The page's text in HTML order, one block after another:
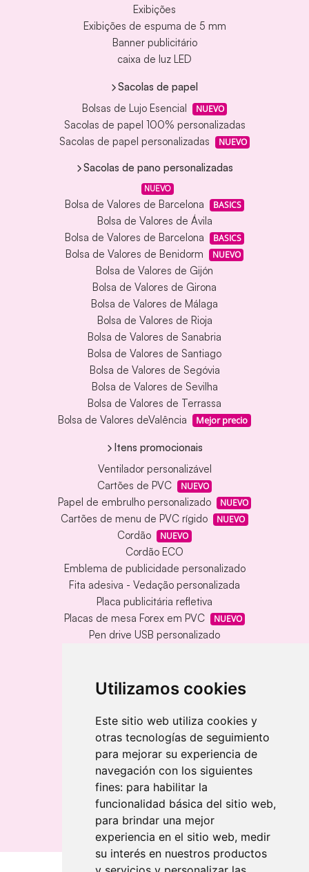
Utilizamos cookies
Este sitio web utiliza cookies y
otras tecnologías de seguimiento
para mejorar su experiencia de
navegación con los siguientes
fines: para habilitar la
funcionalidad básica del sitio web,
para brindar una mejor
experiencia en el sitio web, medir
su interés en nuestros productos
Exibições
Exibições de espuma de 5 mm
Banner publicitário
caixa de luz LED
Sacolas de papel
Bolsas de Lujo Esencial
NUEVO
Sacolas de papel 100% personalizadas
Sacolas de papel personalizadas
NUEVO
Sacolas de pano personalizadas
NUEVO
Bolsa de Valores de Barcelona BASICS
Bolsa de Valores de Ávila
Bolsa de Valores de Barcelona
BASICS
Bolsa de Valores de Benidorm NUEVO
Bolsa de Valores de Gijón
Bolsa de Valores de Girona
Bolsa de Valores de Málaga
Bolsa de Valores de Rioja
Bolsa de Valores de Sanabria
Bolsa de Valores de Santiago
Bolsa de Valores de Segóvia
Bolsa de Valores de Sevilha
Bolsa de Valores de Terrassa
Bolsa de Valores deValência
Mejor precio
Itens promocionais
Ventilador personalizável
Cartões de PVC
NUEVO
Papel de embrulho personalizado NUEVO
Cartões de menu de PVC rígido NUEVO
Cordão NUEVO
Cordão ECO
Emblema de publicidade personalizado
Fita adesiva - Vedação personalizada
Placa publicitária refletiva
Placas de mesa Forex em PVC
NUEVO
Pen drive USB personalizado
Chaveiro redondo em madeira e metal
Chaveiro retangular em madeira clara
Banderolas
Bandeiras publicitárias
Bandeiras publicitárias
Bandeiras publicitárias